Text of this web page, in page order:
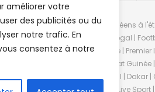
améliorer votre
des publicités ou du
notre trafic. En
consentez à notre
en Guinée | Footballeurs guinéens à
football | Mercato | Lions du Sénégal |
direct | But | Actualité au Guinée | Premier
| Match Guinee | Championnat
Equipe | Guinée | Le Senegal |
| Sénégal Dakar | La Guinée | Live